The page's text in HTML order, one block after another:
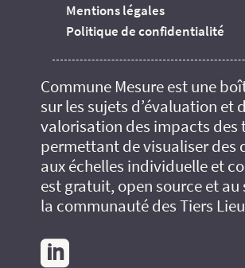
Mentions légales
Politique de confidentialité
Commune Mesure est une
sur les sujets d’évaluation et
valorisation des impacts des
permettant de visualiser des
aux échelles individuelle et
est gratuit, open source et au
la communauté des Tiers
